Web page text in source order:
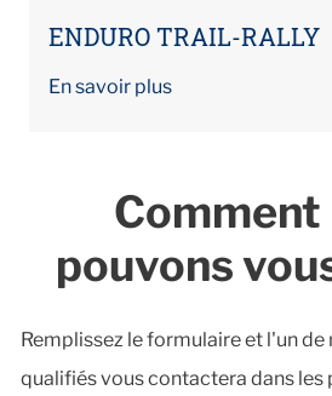
ENDURO TRAIL-RALLY
En savoir plus
Comment
pouvons
Remplissez le formulaire et l'un
qualifiés vous contactera dans les